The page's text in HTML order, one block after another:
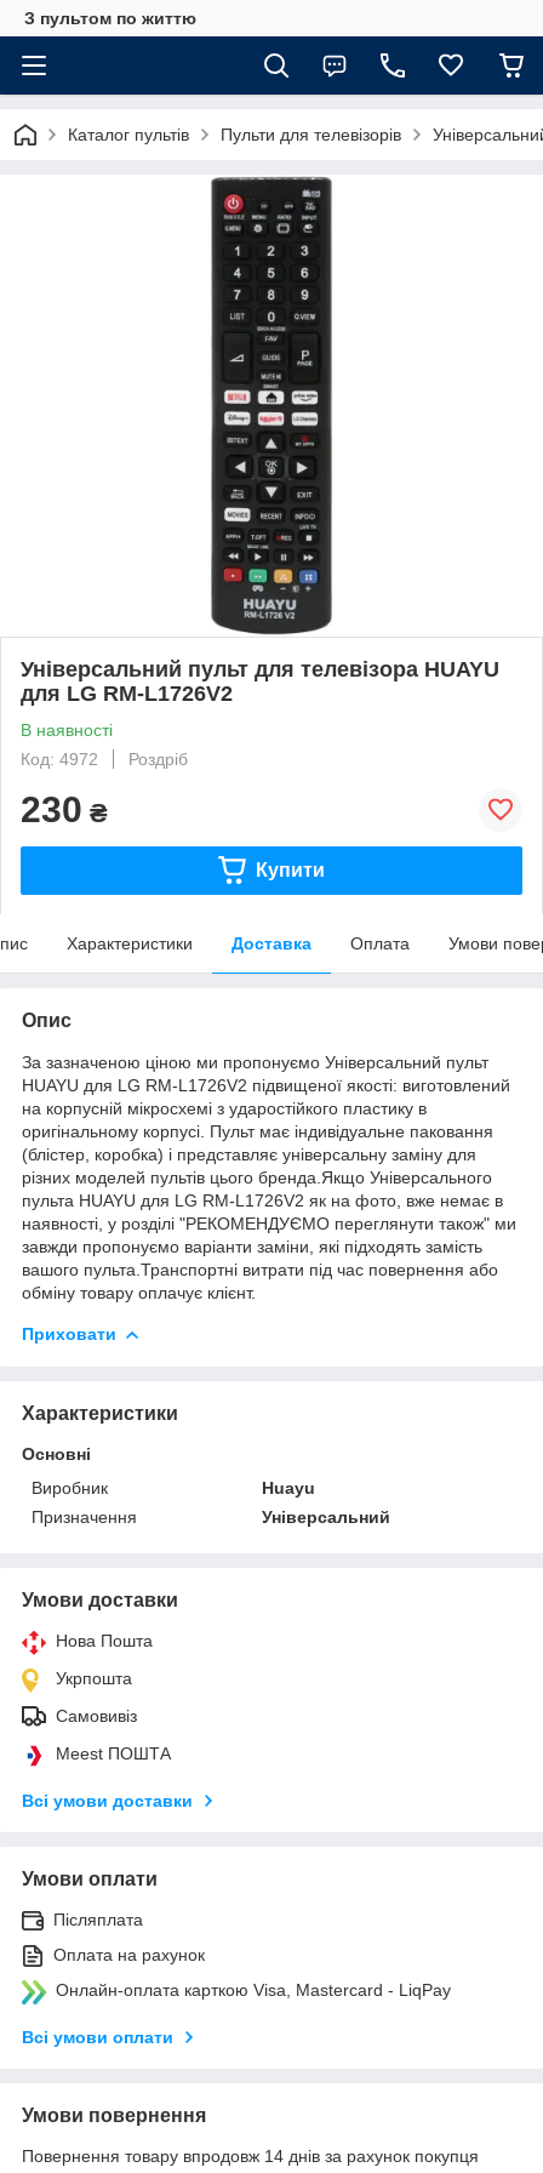
З пультом по життю
Каталог пультів Пульти для телевізорів
Універсальний пульт для телевізора HUAYU
для LG RM-L1726V2
В наявності
Код: 4972
Роздріб
230 ₴
Купити
Характеристики Доставка Оплата Умови
Опис
За зазначеною ціною ми пропонуємо Універсальний пульт
HUAYU для LG RM-L1726V2 підвищеної якості: виготовлений
на корпусній мікросхемі з ударостійкого пластику в
оригінальному корпусі. Пульт має індивідуальне паковання
(блістер, коробка) і представляє універсальну заміну для
різних моделей пультів цього бренда.Якщо Універсального
пульта HUAYU для LG RM-L1726V2 як на фото, вже немає в
наявності, у розділі "РЕКОМЕНДУЄМО переглянути також" ми
завжди пропонуємо варіанти заміни, які підходять замість
вашого пульта.Транспортні витрати під час повернення або
обміну товару оплачує клієнт.
Приховати
Характеристики
Основні
Виробник
Huayu
Призначення
Універсальний
Умови доставки
Нова Пошта
Укрпошта
Самовивіз
Meest ПОШТА
Всі умови доставки
Умови оплати
Післяплата
Оплата на рахунок
Онлайн-оплата карткою Visa, Mastercard - LiqPay
Всі умови оплати
Умови повернення
Повернення товару впродовж 14 днів за рахунок покупця